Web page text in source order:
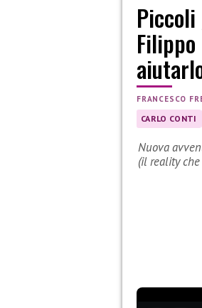
FRANCESCO
CARLO CONTI
Nuova
(il reality